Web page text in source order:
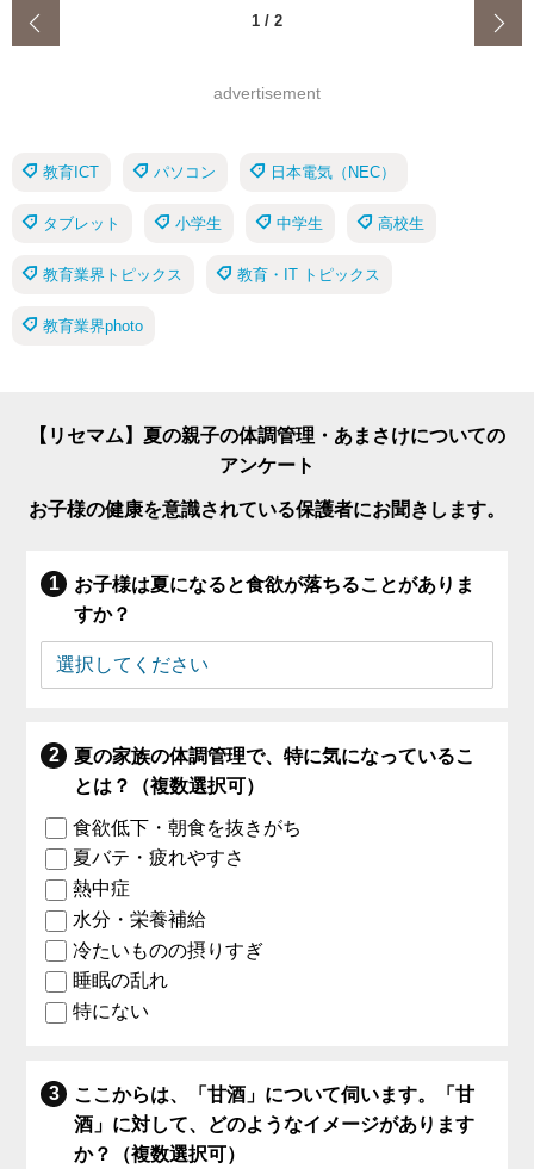
1 / 2
advertisement
教育ICT パソコン 日本電気（NEC）
タブレット 小学生 中学生 高校生
教育業界トピックス 教育・IT トピックス
教育業界photo
【リセマム】夏の親子の体調管理・あまさけについての
アンケート
お子様の健康を意識されている保護者にお聞きします。
お子様は夏になると食欲が落ちることがありま
すか？
夏の家族の体調管理で、特に気になっているこ
とは？（複数選択可）
食欲低下・朝食を抜きがち
夏バテ・疲れやすさ
熱中症
水分・栄養補給
冷たいものの摂りすぎ
睡眠の乱れ
特にない
ここからは、「甘酒」について伺います。「甘
酒」に対して、どのようなイメージがあります
か？（複数選択可）